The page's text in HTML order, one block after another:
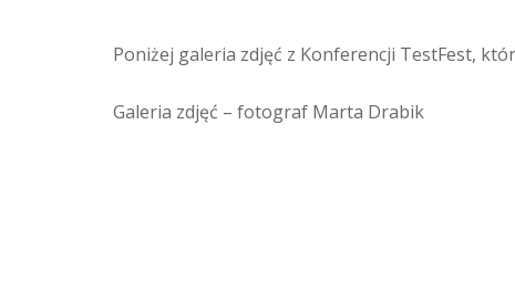
Poniżej galeria zdjęć z Konferencji TestFest,
Galeria zdjęć – fotograf Marta Drabik